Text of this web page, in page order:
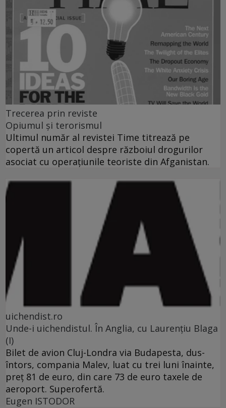
Trecerea prin reviste
Opiumul şi terorismul
Ultimul număr al revistei Time titrează pe
copertă un articol despre războiul drogurilor
asociat cu operaţiunile teoriste din Afganistan.
uichendist.ro
Unde-i uichendistul. În Anglia, cu Laurenţiu Blaga
(I)
Bilet de avion Cluj-Londra via Budapesta, dus-
întors, compania Malev, luat cu trei luni înainte,
preţ 81 de euro, din care 73 de euro taxele de
aeroport. Superofertă.
Eugen ISTODOR